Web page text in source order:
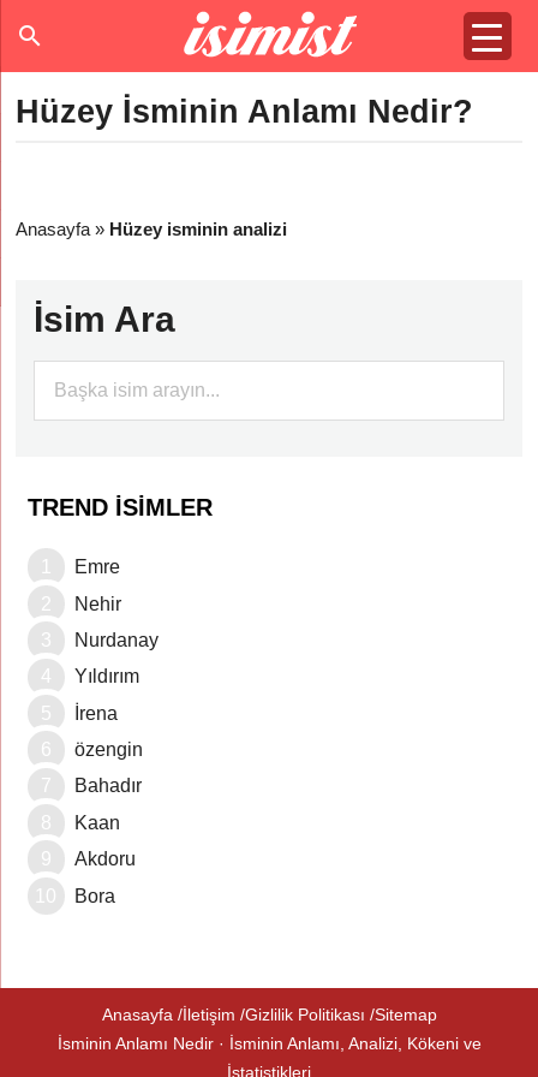
Hüzey İsminin Anlamı Nedir?
Anasayfa » Hüzey isminin analizi
İsim Ara
TREND İSIMLER
Emre
Nehir
Nurdanay
Yıldırım
İrena
özengin
Bahadır
Kaan
Akdoru
Bora
Anasayfa İletişim Gizlilik Politikası Sitemap
İsminin Anlamı Nedir · İsminin Anlamı, Analizi, Kökeni ve
İstatistikleri